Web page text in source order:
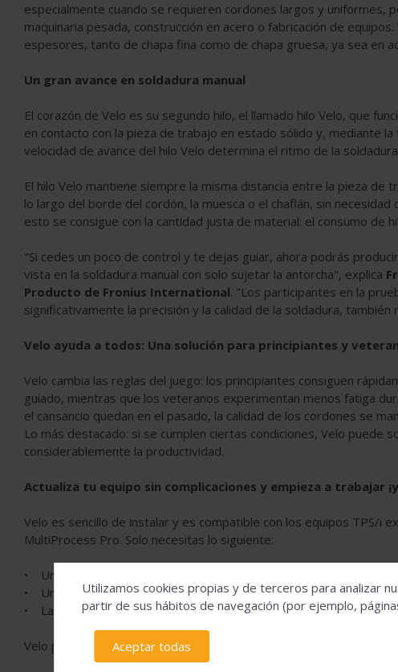
especialmente cuando se requieren cordones largos y
maquinaria pesada, construcción en acero o fabricación de
espesores, tanto de chapa fina como de chapa gruesa, ya sea en
Un gran avance en soldadura manual
El corazón de Velo es su segundo hilo, el llamado hilo Velo, que
en contacto con la pieza de trabajo en estado sólido y, mediante
velocidad de avance del hilo Velo determina el ritmo de la
El hilo Velo mantiene siempre la misma distancia entre la pieza de
lo largo del borde del cordón, la muesca o el chaflán, sin
esto se consigue con la cantidad justa de material: el consumo de
"Si cedes un poco de control y te dejas guiar, ahora podrás
vista en la soldadura manual con solo sujetar la antorcha", explica
Producto de Fronius International. "Los participantes en la
significativamente la precisión y la calidad de la soldadura,
Velo ayuda a todos: Una solución para principiantes y
Velo cambia las reglas del juego: los principiantes consiguen
guiado, mientras que los veteranos experimentan menos fatiga
el cansancio quedan en el pasado, la calidad de los cordones se
Lo más destacado: si se cumplen ciertas condiciones, Velo puede
considerablemente la productividad.
Actualiza tu equipo sin complicaciones y empieza a trabajar
Velo es sencillo de instalar y es compatible con los equipos TPS/i
MultiProcess Pro. Solo necesitas lo siguiente:
• Una devanadora para hilo Velo
• Un adaptador de antorcha adecuado con devanadora adicional
• La licencia de software correspondiente
Velo puede integrarse en sistemas existentes de forma rápida y
Utilizamos cookies propias y de terceros para analizar
partir de sus hábitos de navegación (por ejemplo,
Aceptar todas